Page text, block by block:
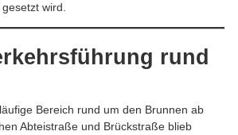
wird.
rund
Bereich rund um den Brunnen ab
Abteistraße und Brückstraße blieb